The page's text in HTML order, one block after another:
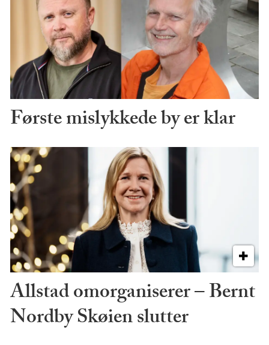
Første mislykkede by er klar
Allstad omorganiserer – Bernt
Nordby Skøien slutter